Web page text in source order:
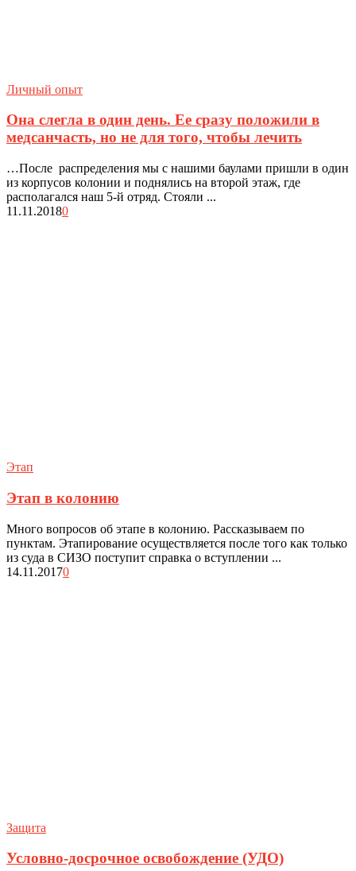
Личный опыт
Она слегла в один день. Ее сразу положили в
медсанчасть, но не для того, чтобы лечить
…После распределения мы с нашими баулами пришли в один
из корпусов колонии и поднялись на второй этаж, где
располагался наш 5-й отряд. Стояли ...
11.11.20180
Этап
Этап в колонию
Много вопросов об этапе в колонию. Рассказываем по
пунктам. Этапирование осуществляется после того как только
из суда в СИЗО поступит справка о вступлении ...
14.11.20170
Защита
Условно-досрочное освобождение (УДО)